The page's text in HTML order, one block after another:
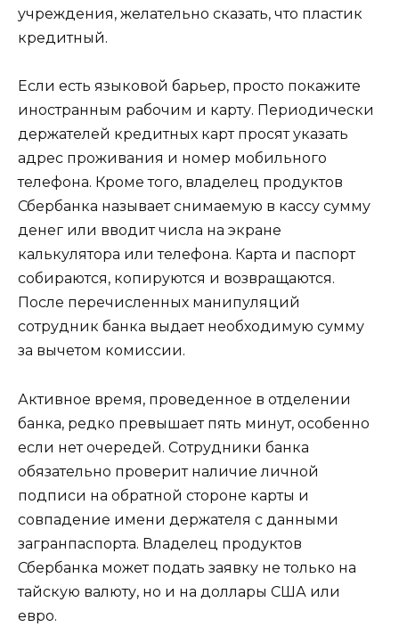
учреждения, желательно сказать, что пластик
кредитный.
Если есть языковой барьер, просто покажите
иностранным рабочим и карту. Периодически
держателей кредитных карт просят указать
адрес проживания и номер мобильного
телефона. Кроме того, владелец продуктов
Сбербанка называет снимаемую в кассу сумму
денег или вводит числа на экране
калькулятора или телефона. Карта и паспорт
собираются, копируются и возвращаются.
После перечисленных манипуляций
сотрудник банка выдает необходимую сумму
за вычетом комиссии.
Активное время, проведенное в отделении
банка, редко превышает пять минут, особенно
если нет очередей. Сотрудники банка
обязательно проверит наличие личной
подписи на обратной стороне карты и
совпадение имени держателя с данными
загранпаспорта. Владелец продуктов
Сбербанка может подать заявку не только на
тайскую валюту, но и на доллары США или
евро.